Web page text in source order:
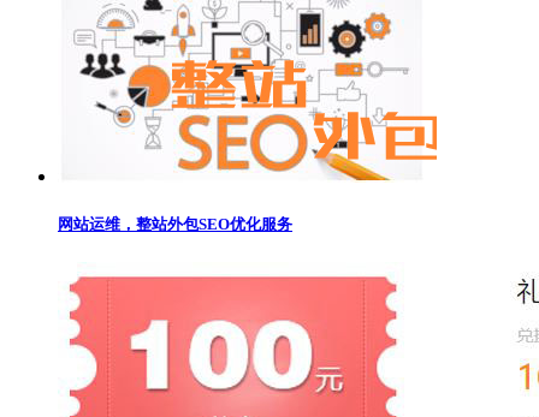
网站运维，整站外包SEO优化服务